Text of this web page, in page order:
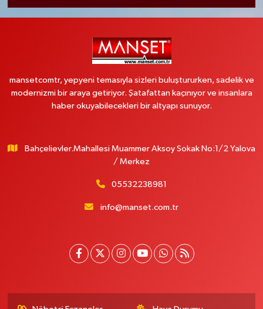
mansetcomtr, yepyeni temasıyla sizleri buluştururken, sadelik ve
modernizmi bir araya getiriyor. Şatafattan kaçınıyor ve insanlara
haber okuyabilecekleri bir altyapı sunuyor.
Bahçelievler.Mahallesi Muammer Aksoy Sokak No:1/2 Yalova
/ Merkez
05532238981
info@manset.com.tr